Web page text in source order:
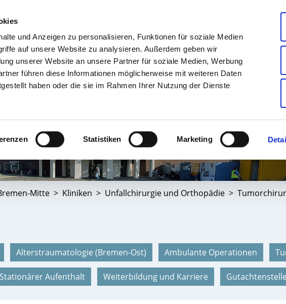
und Anzeigen zu personalisieren, Funktionen für soziale Medien
auf unsere Website zu analysieren. Außerdem geben wir
unserer Website an unsere Partner für soziale Medien, Werbung
führen diese Informationen möglicherweise mit weiteren Daten
haben oder die sie im Rahmen Ihrer Nutzung der Dienste
Statistiken Marketing
& BESUCHER KRANKENHÄUSER & KLINIKEN KARRIERE & AUSBILDUNG
Mitte Kliniken Unfallchirurgie und Orthopädie
Alterstraumatologie (Bremen-Ost) Ambulante Operationen
Stationärer Aufenthalt Weiterbildung und Karriere Gutachtenstelle